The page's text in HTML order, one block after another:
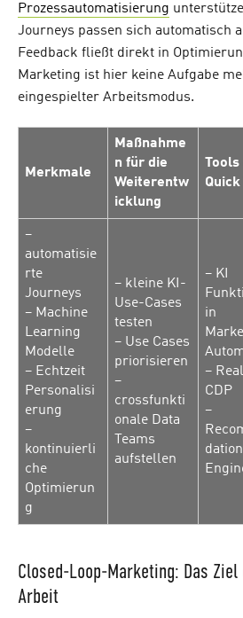
Prozessautomatisierung
Journeys passen sich automatisch
Feedback fließt direkt in
Marketing ist hier keine Aufgabe
eingespielter Arbeitsmodus.
Merkmale
Maßnahme
n für die
Weiterentw
icklung
Tools
–
automatisie
rte
Journeys
– Machine
Learning
Modelle
– Echtzeit
Personalisi
erung
–
kontinuierli
che
Optimierun
g
– kleine KI-
Use-Cases
testen
– Use Cases
priorisieren
–
crossfunkti
onale Data
Teams
aufstellen
– KI
in
–
CDP
–
dation
Closed-Loop-Marketing: Das
Arbeit